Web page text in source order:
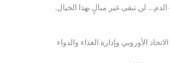
لن تبقى غير مبالٍ بهذا الخيال.
الأوروبي وإدارة الغذاء والدواء